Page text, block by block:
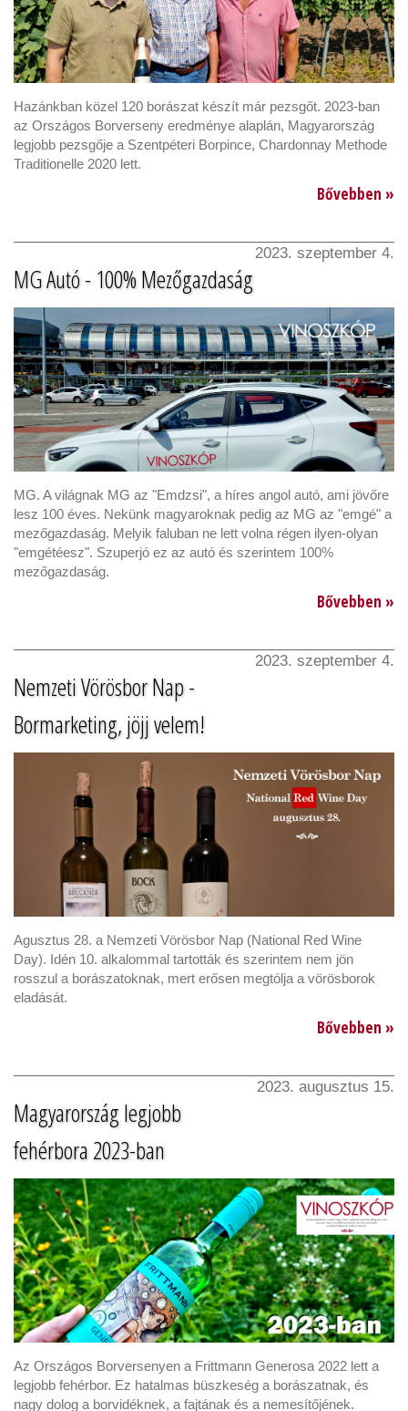
Hazánkban közel 120 borászat készít már pezsgőt. 2023-ban
az Országos Borverseny eredménye alaplán, Magyarország
legjobb pezsgője a Szentpéteri Borpince, Chardonnay Methode
Traditionelle 2020 lett.
Bővebben »
2023. szeptember 4.
MG Autó - 100% Mezőgazdaság
MG. A világnak MG az "Emdzsi", a híres angol autó, ami jövőre
lesz 100 éves. Nekünk magyaroknak pedig az MG az "emgé" a
mezőgazdaság. Melyik faluban ne lett volna régen ilyen-olyan
"emgétéesz". Szuperjó ez az autó és szerintem 100%
mezőgazdaság.
Bővebben »
2023. szeptember 4.
Nemzeti Vörösbor Nap -
Bormarketing, jöjj velem!
Agusztus 28. a Nemzeti Vörösbor Nap (National Red Wine
Day). Idén 10. alkalommal tartották és szerintem nem jön
rosszul a borászatoknak, mert erősen megtólja a vörösborok
eladását.
Bővebben »
2023. augusztus 15.
Magyarország legjobb
fehérbora 2023-ban
Az Országos Borversenyen a Frittmann Generosa 2022 lett a
legjobb fehérbor. Ez hatalmas büszkeség a borászatnak, és
nagy dolog a borvidéknek, a fajtának és a nemesítőjének.